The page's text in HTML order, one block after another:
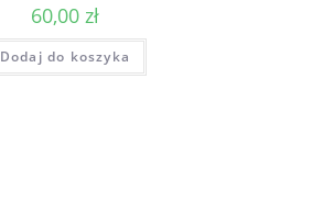
60,00 zł
Dodaj do koszyka